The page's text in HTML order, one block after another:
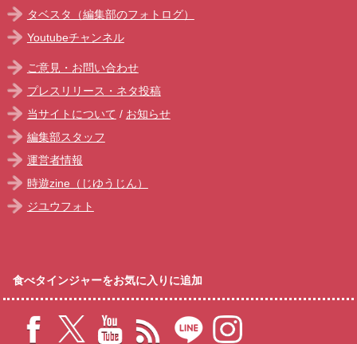
タベスタ（編集部のフォトログ）
Youtubeチャンネル
ご意見・お問い合わせ
プレスリリース・ネタ投稿
当サイトについて / お知らせ
編集部スタッフ
運営者情報
時遊zine（じゆうじん）
ジユウフォト
食べタインジャーをお気に入りに追加